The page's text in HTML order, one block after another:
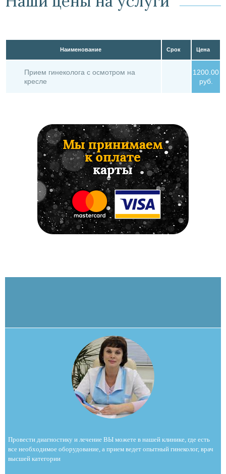
Наименование Срок Цена
Прием гинеколога с осмотром на
кресле
1200.00
руб.
Провести диагностику и лечение ВЫ можете в нашей клинике, где есть
все необходимое оборудование, а прием ведет опытный гинеколог, врач
высшей категории